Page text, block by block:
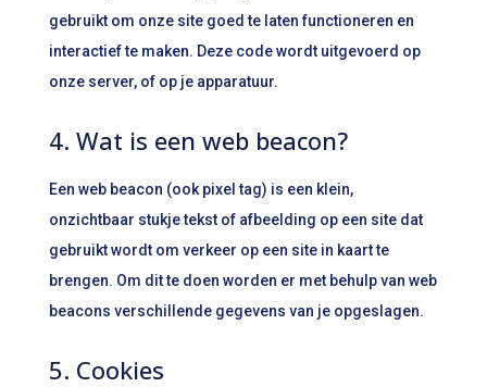
gebruikt om onze site goed te laten functioneren en
interactief te maken. Deze code wordt uitgevoerd op
onze server, of op je apparatuur.
4. Wat is een web beacon?
Een web beacon (ook pixel tag) is een klein,
onzichtbaar stukje tekst of afbeelding op een site dat
gebruikt wordt om verkeer op een site in kaart te
brengen. Om dit te doen worden er met behulp van web
beacons verschillende gegevens van je opgeslagen.
5. Cookies